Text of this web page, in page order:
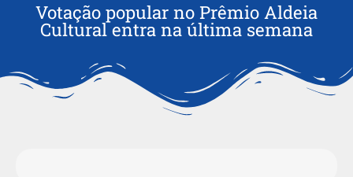
Votação popular no Prêmio Aldeia
Cultural entra na última semana